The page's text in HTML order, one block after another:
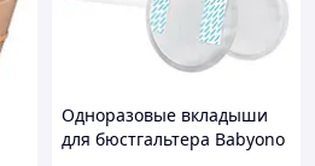
Одноразовые вкладыши
для бюстгальтера Babyono